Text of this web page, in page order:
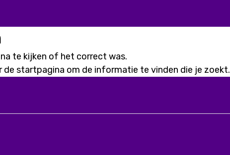
te kijken of het correct was.
de startpagina om de informatie te vinden die je zoekt.